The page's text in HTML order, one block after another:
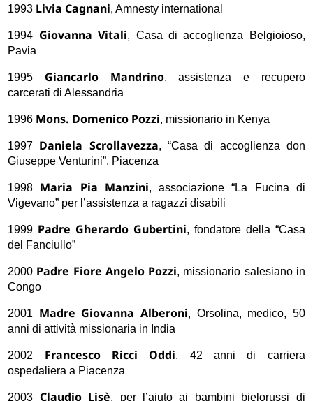
1993 Livia Cagnani, Amnesty international
1994 Giovanna Vitali, Casa di accoglienza Belgioioso,
Pavia
1995 Giancarlo Mandrino, assistenza e recupero
carcerati di Alessandria
1996 Mons. Domenico Pozzi, missionario in Kenya
1997 Daniela Scrollavezza, “Casa di accoglienza don
Giuseppe Venturini”, Piacenza
1998 Maria Pia Manzini, associazione “La Fucina di
Vigevano” per l’assistenza a ragazzi disabili
1999 Padre Gherardo Gubertini, fondatore della “Casa
del Fanciullo”
2000 Padre Fiore Angelo Pozzi, missionario salesiano in
Congo
2001 Madre Giovanna Alberoni, Orsolina, medico, 50
anni di attività missionaria in India
2002 Francesco Ricci Oddi, 42 anni di carriera
ospedaliera a Piacenza
2003 Claudio Lisè, per l’aiuto ai bambini bielorussi di